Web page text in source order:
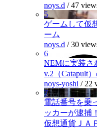
noys.d /47
5
ゲームして仮
ーム
noys.d /30
6
NEMに実装さ
v.2（Catapult
noys-yoshi / 22
7
電話番号を乗
ッカーが逮捕
仮想通貨ＪＡ